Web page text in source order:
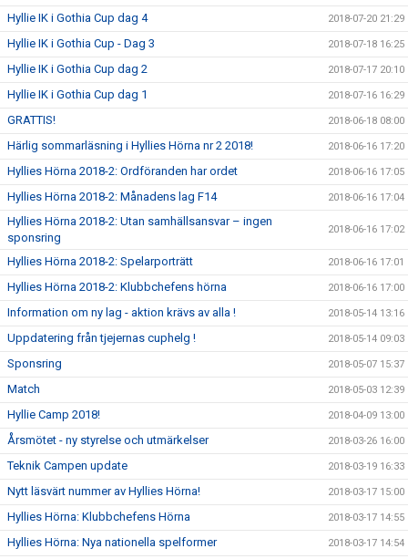
Hyllie IK i Gothia Cup dag 4 2018-07-20 21:29
Hyllie IK i Gothia Cup - Dag 3 2018-07-18 16:25
Hyllie IK i Gothia Cup dag 2 2018-07-17 20:10
Hyllie IK i Gothia Cup dag 1 2018-07-16 16:29
GRATTIS! 2018-06-18 08:00
Härlig sommarläsning i Hyllies Hörna nr 2 2018! 2018-06-16 17:20
Hyllies Hörna 2018-2: Ordföranden har ordet 2018-06-16 17:05
Hyllies Hörna 2018-2: Månadens lag F14 2018-06-16 17:04
Hyllies Hörna 2018-2: Utan samhällsansvar – ingen
sponsring
2018-06-16 17:02
Hyllies Hörna 2018-2: Spelarporträtt 2018-06-16 17:01
Hyllies Hörna 2018-2: Klubbchefens hörna 2018-06-16 17:00
Information om ny lag - aktion krävs av alla ! 2018-05-14 13:16
Uppdatering från tjejernas cuphelg ! 2018-05-14 09:03
Sponsring 2018-05-07 15:37
Match 2018-05-03 12:39
Hyllie Camp 2018! 2018-04-09 13:00
Årsmötet - ny styrelse och utmärkelser 2018-03-26 16:00
Teknik Campen update 2018-03-19 16:33
Nytt läsvärt nummer av Hyllies Hörna! 2018-03-17 15:00
Hyllies Hörna: Klubbchefens Hörna 2018-03-17 14:55
Hyllies Hörna: Nya nationella spelformer 2018-03-17 14:54